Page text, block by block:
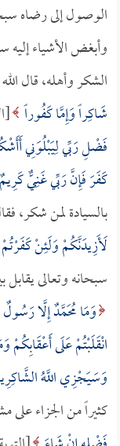
الوصول إلى رضاه
وأبغض الأشياء إليه
الشكر وأهله، قال
شَاكِراً وَإِمَّا كَفُوراً
فَضْلِ رَبِّي لِيَبْلُوَنِي
كَفَرَ فَإِنَّ رَبِّي غَنِيٌّ كَرِيمٌ
بالسيادة لمن شكر،
لَأَزِيدَنَّكُمْ وَلَئِنْ
سبحانه وتعالى
وَمَا مُحَمَّدٌ إِلَّا
انْقَلَبْتُمْ عَلَى
وَسَيَجْزِي اللَّهُ
كثيراً من الجزاء على